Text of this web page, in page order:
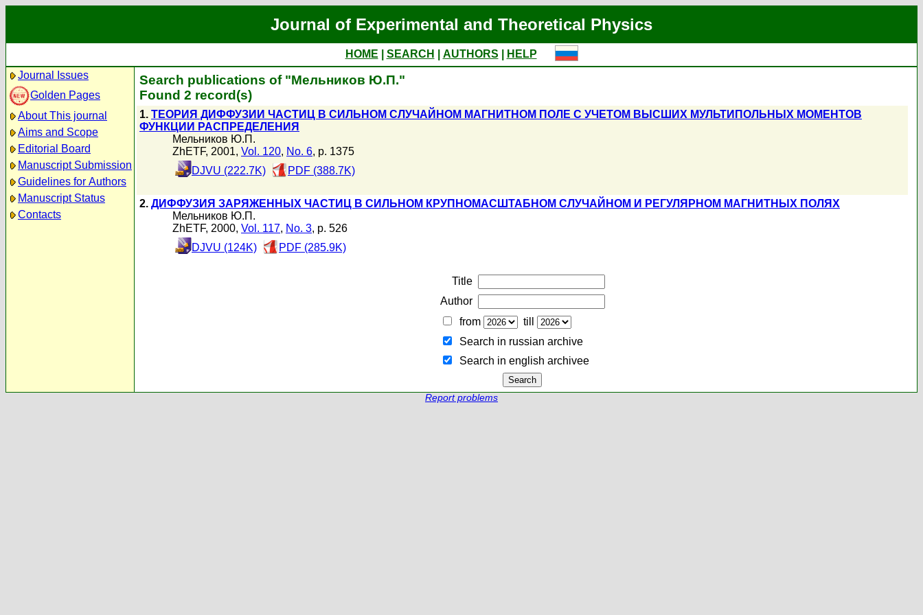
Journal of Experimental and Theoretical Physics
HOME SEARCH AUTHORS
HELP
Journal Issues
Golden Pages
About This journal
Aims and Scope
Editorial Board
Manuscript Submission
Guidelines for Authors
Manuscript Status
Contacts
Search publications of "Мельников Ю.П."
Found 2 record(s)
1. ТЕОРИЯ ДИФФУЗИИ ЧАСТИЦ В СИЛЬНОМ СЛУЧАЙНОМ МАГНИТНОМ ПОЛЕ С УЧЕТОМ ВЫСШИХ МУЛЬТИПОЛЬНЫХ МОМЕНТОВ
ФУНКЦИИ РАСПРЕДЕЛЕНИЯ
Мельников Ю.П.
ZhETF, 2001, Vol. 120, No. 6, p. 1375
DJVU (222.7K)
PDF (388.7K)
2. ДИФФУЗИЯ ЗАРЯЖЕННЫХ ЧАСТИЦ В СИЛЬНОМ КРУПНОМАСШТАБНОМ СЛУЧАЙНОМ И РЕГУЛЯРНОМ МАГНИТНЫХ ПОЛЯХ
Мельников Ю.П.
ZhETF, 2000, Vol. 117, No. 3, p. 526
DJVU (124K)
PDF (285.9K)
Title
Author
from
till
Search in russian archive
Search in english archiveе
Report problems